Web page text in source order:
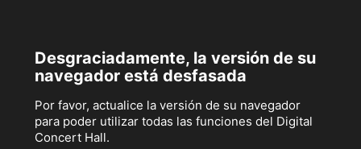
Desgraciadamente, la versión de su
navegador está desfasada
Por favor, actualice la versión de su navegador
para poder utilizar todas las funciones del Digital
Concert Hall.